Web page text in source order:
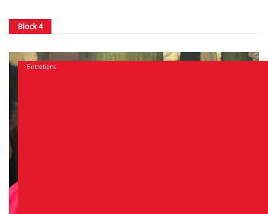
Block 4
Entretiens